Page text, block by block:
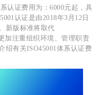
证费用为：6000元起，具
认证是由2018年3月12日
新版标准将取代
加注重组织环境、管理职责
绍有关ISO45001体系认证费